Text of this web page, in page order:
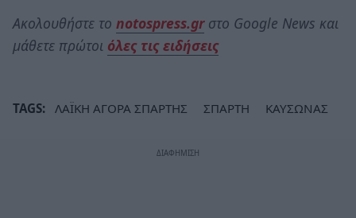
Ακολουθήστε το notospress.grστο Google News και
μάθετε πρώτοι όλες τις ειδήσεις
TAGS: ΛΑΪΚΗ ΑΓΟΡΑ ΣΠΑΡΤΗΣ ΣΠΑΡΤΗ ΚΑΥΣΩΝΑΣ